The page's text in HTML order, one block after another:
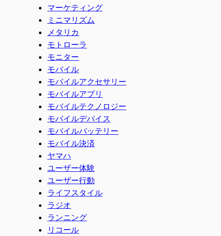
マーケティング
ミニマリズム
メタリカ
モトローラ
モニター
モバイル
モバイルアクセサリー
モバイルアプリ
モバイルテクノロジー
モバイルデバイス
モバイルバッテリー
モバイル決済
ヤマハ
ユーザー体験
ユーザー行動
ライフスタイル
ラジオ
ランニング
リコール